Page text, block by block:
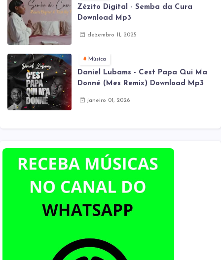
Zézito Digital - Semba da Cura
Download Mp3
dezembro 11, 2025
Música
Daniel Lubams - Cest Papa Qui Ma
Donné (Mes Remix) Download Mp3
janeiro 01, 2026